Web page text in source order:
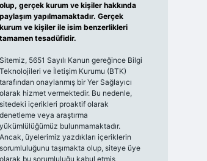
olup, gerçek kurum ve kişiler hakkında
paylaşım yapılmamaktadır. Gerçek
kurum ve kişiler ile isim benzerlikleri
tamamen tesadüfidir.
Sitemiz, 5651 Sayılı Kanun gereğince Bilgi
Teknolojileri ve İletişim Kurumu (BTK)
tarafından onaylanmış bir Yer Sağlayıcı
olarak hizmet vermektedir. Bu nedenle,
sitedeki içerikleri proaktif olarak
denetleme veya araştırma
yükümlülüğümüz bulunmamaktadır.
Ancak, üyelerimiz yazdıkları içeriklerin
sorumluluğunu taşımakta olup, siteye üye
olarak bu sorumluluğu kabul etmiş